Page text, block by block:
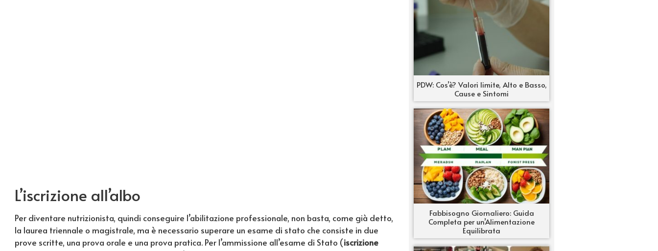
L’iscrizione all’albo
Per diventare nutrizionista, quindi conseguire l’abilitazione professionale, non basta, come già detto,
la laurea triennale o magistrale, ma è necessario superare un esame di stato che consiste in due
prove scritte, una prova orale e una prova pratica. Per l’ammissione all’esame di Stato (iscrizione
PDW: Cos’è? Valori limite, Alto e Basso,
Cause e Sintomi
Fabbisogno Giornaliero: Guida
Completa per un’Alimentazione
Equilibrata